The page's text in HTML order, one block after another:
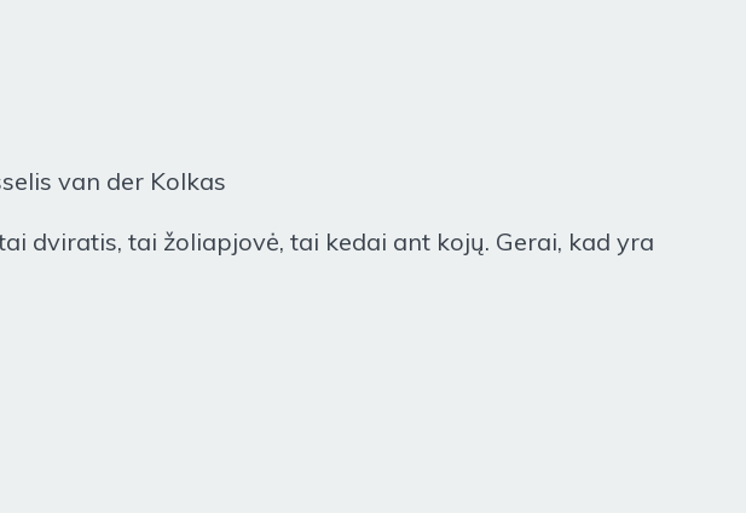
van der Kolkas
dviratis, tai žoliapjovė, tai kedai ant kojų. Gerai, kad yra